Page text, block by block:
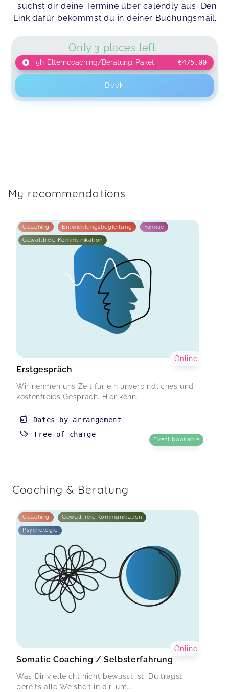
suchst dir deine Termine über calendly aus. Den
Link dafür bekommst du in deiner Buchungsmail.
Only 3 places left
5h-Elterncoaching/Beratung-Paket €475.00
Book
My recommendations
Coaching Entwicklungsbegleitung Familie
Gewaltfreie Kommunikation
Erstgespräch
Wir nehmen uns Zeit für ein unverbindliches und
kostenfreies Gespräch. Hier könn...
Online
Dates by arrangement
Free of charge
Event bookable
Coaching & Beratung
Coaching Gewaltfreie Kommunikation
Psychologie
Somatic Coaching / Selbsterfahrung
Was Dir vielleicht nicht bewusst ist: Du trägst
bereits alle Weisheit in dir, um...
Online